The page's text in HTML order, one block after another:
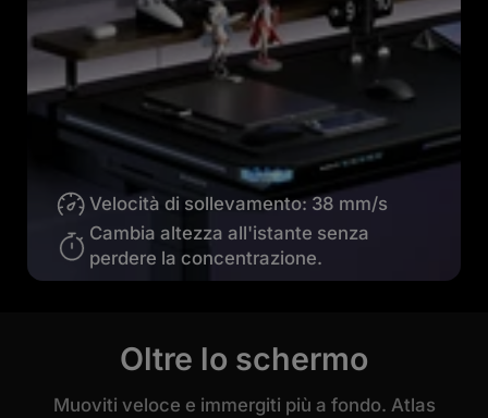
Velocità di sollevamento: 38 mm/s
Cambia altezza all'istante senza
perdere la concentrazione.
Oltre lo schermo
Muoviti veloce e immergiti più a fondo. Atlas